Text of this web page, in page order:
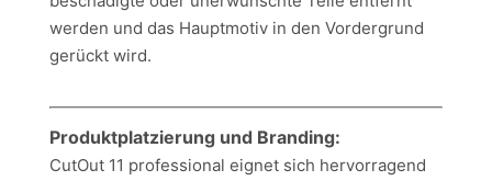
werden und das Hauptmotiv in den Vordergrund
gerückt wird.
Produktplatzierung und Branding:
CutOut 11 professional eignet sich hervorragend